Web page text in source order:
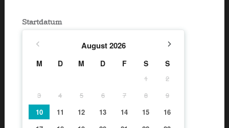
Startdatum
August2026
M D M D F S S
1
2
3
4 5 6 7 8
9
10
11 12 13 14 15
16